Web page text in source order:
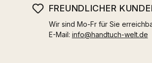
FREUNDLICHER
Wir sind Mo-Fr für Sie
E-Mail: info@handtuch-welt.de